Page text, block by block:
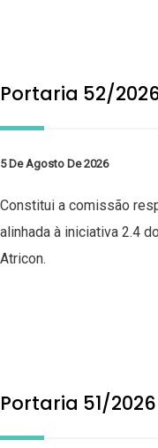
Portaria 52/
5 De Agosto De 2026
Constitui a comissão
alinhada à iniciativa 2.4
Atricon.
Portaria 51/2026